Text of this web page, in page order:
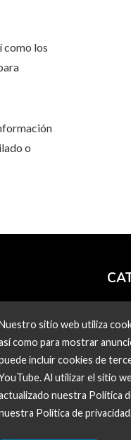
sitio web utiliza
como para mostrar
incluir cookies de
Al utilizar el sitio
nuestra Política
Política de
como los
o